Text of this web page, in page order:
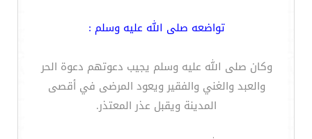
تواضعه صلى الله عليه وسلم :
وكان صلى الله عليه وسلم يجيب دعوتهم دعوة الحر
والعبد والغني والفقير ويعود المرضى في أقصى
المدينة ويقبل عذر المعتذر.